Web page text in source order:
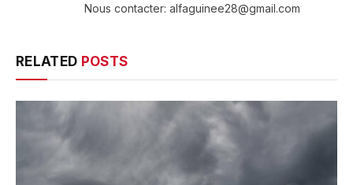
Nous contacter: alfaguinee28@gmail.com
RELATED POSTS